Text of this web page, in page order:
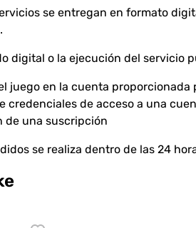
se entregan en formato
digital o la ejecución del servicio
juego en la cuenta proporcionada
credenciales de acceso a una
de una suscripción
se realiza dentro de las 24